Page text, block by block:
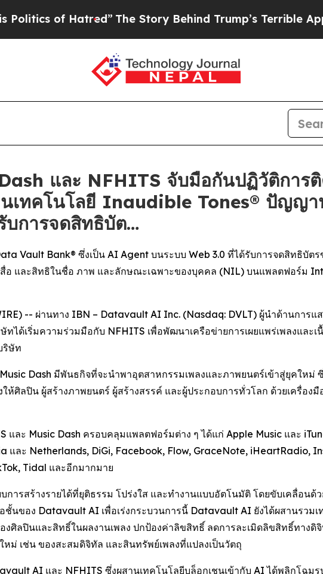
Hatred” The Story Behind Trump’s Terrible Approval
และ NFHITS จับมือกันปฏิวัติการติ
นเทคโนโลยี Inaudible Tones® ปัญญ
บการจดสิทธิบัต…
Vault Bank® ซึ่งเป็น AI Agent บนระบบ Web 3.0 ที่ได้รับการจดสิทธิบัต
สื่อ และสิทธิในชื่อ ภาพ และลักษณะเฉพาะของบุคคล (NIL) บนแพลตฟอร์ม
-- ผ่านทาง IBN – Datavault AI Inc. (Nasdaq: DVLT) ผู้นำด้านการแ
ได้เริ่มความร่วมมือกับ NFHITS เพื่อพัฒนาเครือข่ายการเผยแพร่เพลงและ
ริษัท
Dash มีพันธกิจที่จะนำพาอุตสาหกรรมเพลงและภาพยนตร์เข้าสู่ยุคใหม่
ห้ศิลปิน ผู้สร้างภาพยนตร์ ผู้สร้างสรรค์ และผู้ประกอบการทั่วโลก ด้วยเครื่อ
และ Music Dash ครอบคลุมแพลตฟอร์มต่าง ๆ ได้แก่ Apple Music และ
และ Netherlands, DiGi, Facebook, Flow, GraceNote, iHeartRadio,
Tidal และอีกมากมาย
การสร้างรายได้ที่ยุติธรรม โปร่งใส และทำงานแบบอัตโนมัติ โดยขับเคลื่อน
นของ Datavault AI เพื่อเร่งกระบวนการนี้ Datavault AI ยังได้ผสานรวมเ
ศิลปินและสิทธิ์ในผลงานเพลง ปกป้องค่าลิขสิทธิ์ ลดการละเมิดลิขสิทธิ์ทาง
หม่ เช่น ของสะสมดิจิทัล และสินทรัพย์เพลงที่แปลงเป็นวัตถุ
AI และ NFHITS ซึ่งผสานเทคโนโลยีบล็อกเชนเข้ากับ AI ได้พลิกโฉม